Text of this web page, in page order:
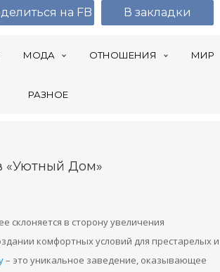
МОДА ОТНОШЕНИЯ МИР
РАЗНОЕ
«Уютный Дом»
склоняется в сторону увеличения
комфортных условий для престарелых и
– это уникальное заведение, оказывающее
на FB В закладки